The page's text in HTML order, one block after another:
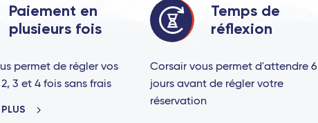
Paiement en
plusieurs fois
permet de régler vos
3 et 4 fois sans frais
Temps de
réflexion
Corsair vous permet d'attendre 6
jours avant de régler votre
réservation